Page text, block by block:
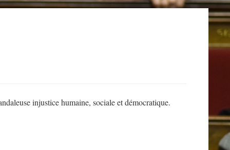
injustice humaine, sociale et démocratique.